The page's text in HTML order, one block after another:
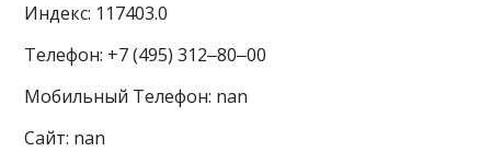
Индекс: 117403.0
Телефон: +7 (495) 312‒80‒00
Мобильный Телефон: nan
Сайт: nan